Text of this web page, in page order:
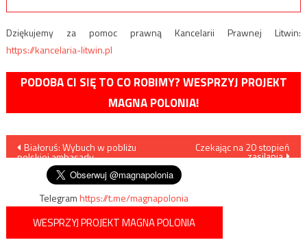
Dziękujemy za pomoc prawną Kancelarii Prawnej Litwin:
https://kancelaria-litwin.pl
PODOBA CI SIĘ TO CO ROBIMY? WESPRZYJ PROJEKT
MAGNA POLONIA!
Nawigacja
wpisu
Białoruś: Wybuch w pobliżu
polskiej ambasady
Czekając na 20 stopień
zasilania
Telegramhttps://t.me/magnapolonia
WESPRZYJ PROJEKT MAGNA POLONIA